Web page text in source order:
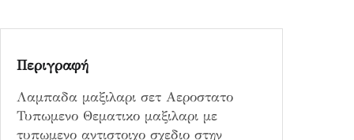
ρ
Περιγραφή
Λαμπαδα μαξιλαρι σετ Αεροστατο
Τυπωμενο Θεματικο μαξιλαρι με
τυπωμενο αντιστοιχο σχεδιο στην